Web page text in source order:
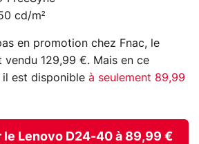
cd/m²
en promotion chez Fnac, le
vendu 129,99 €. Mais en ce
il est disponible à seulement 89,99
le Lenovo D24-40 à 89,99 €